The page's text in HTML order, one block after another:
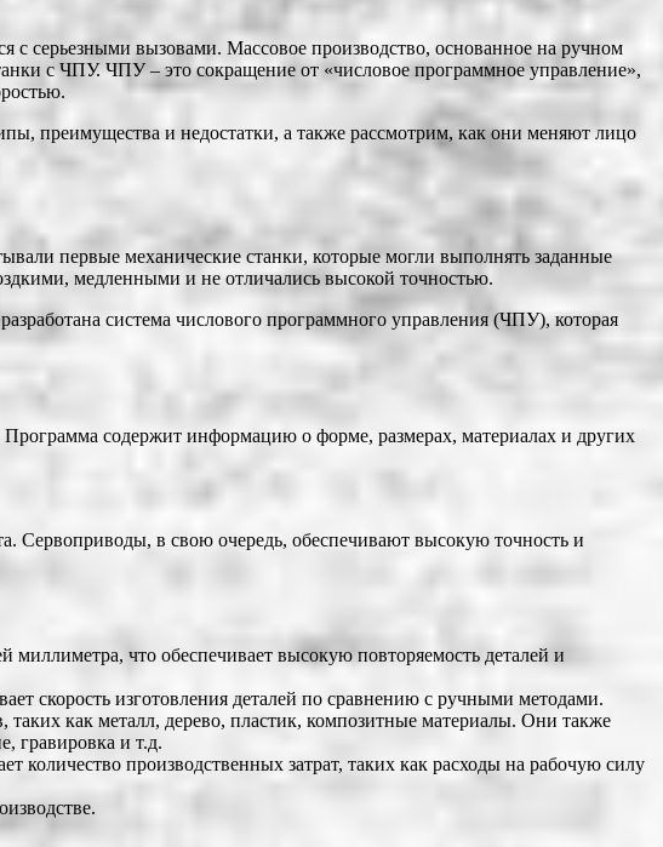
с серьезными вызовами. Массовое производство, основанное на ручном
с ЧПУ. ЧПУ – это сокращение от «числовое программное управление»,
преимущества и недостатки, а также рассмотрим, как они меняют лицо
первые механические станки, которые могли выполнять заданные
медленными и не отличались высокой точностью.
система числового программного управления (ЧПУ), которая
содержит информацию о форме, размерах, материалах и других
Сервоприводы, в свою очередь, обеспечивают высокую точность и
что обеспечивает высокую повторяемость деталей и
скорость изготовления деталей по сравнению с ручными методами.
как металл, дерево, пластик, композитные материалы. Они также
гравировка и т.д.
производственных затрат, таких как расходы на рабочую силу